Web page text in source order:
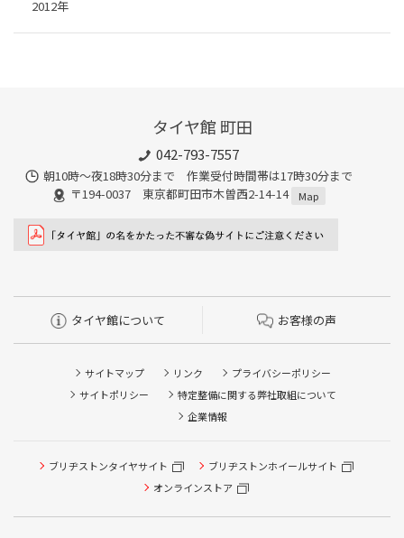
2012年
タイヤ館 町田
042-793-7557
朝10時～夜18時30分まで 作業受付時間帯は17時30分まで
〒194-0037 東京都町田市木曽西2-14-14
Map
タイヤ館について お客様の声
サイトマップ リンク
プライバシーポリシー
サイトポリシー
特定整備に関する弊社取組について
企業情報
ブリヂストンタイヤサイト
ブリヂストンホイールサイト
オンラインストア